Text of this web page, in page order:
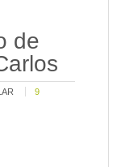
de
9